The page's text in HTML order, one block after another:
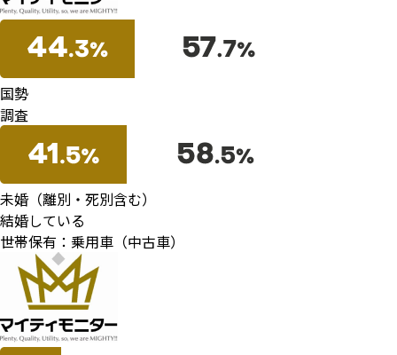
国勢
調査
未婚（離別・死別含む）
結婚している
世帯保有：乗用車（中古車）